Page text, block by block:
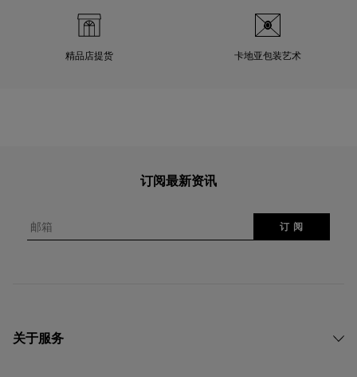
精品店提货 卡地亚包装艺术
订阅最新资讯
邮箱 订 阅
关于服务